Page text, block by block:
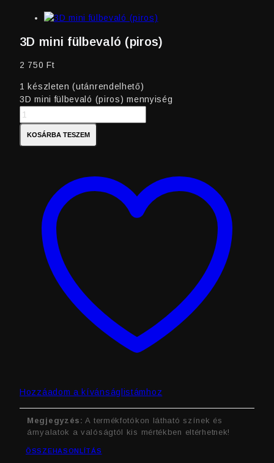
3D mini fülbevaló (piros)
2 750Ft
1 készleten (utánrendelhető)
3D mini fülbevaló (piros) mennyiség
KOSÁRBA TESZEM
Hozzáadom a kívánságlistámhoz
Megjegyzés: A termékfotókon látható színek és
árnyalatok a valóságtól kis mértékben eltérhetnek!
ÖSSZEHASONLÍTÁS